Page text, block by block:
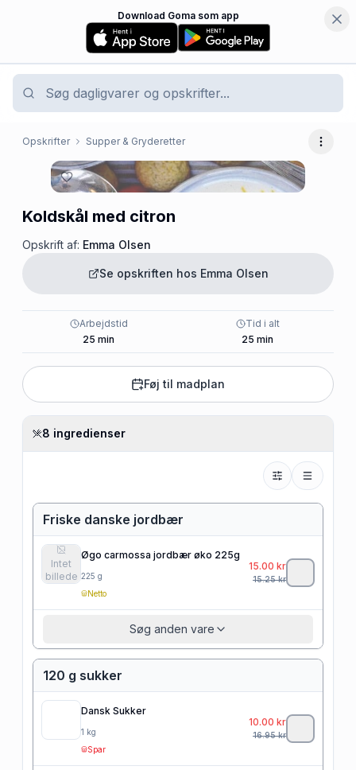
Download Goma som app
Opskrifter Supper & Gryderetter Flere
Koldskål med citron
Opskrift af: Emma Olsen
Se opskriften hos Emma Olsen
Arbejdstid
25 min
Tid i alt
25 min
Føj til madplan
8 ingredienser
Friske danske jordbær
Intet
billede
Øgo carmossa jordbær øko 225g
225 g
Netto
15.00 kr
15.25kr
Søg anden vare
120 g sukker
Dansk Sukker
1 kg
Spar
10.00 kr
16.95kr